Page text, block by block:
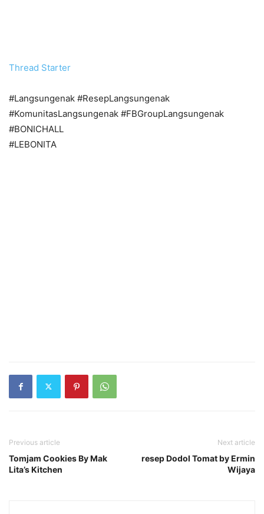
Thread Starter
#Langsungenak #ResepLangsungenak
#KomunitasLangsungenak #FBGroupLangsungenak
#BONICHALL
#LEBONITA
Previous article
Tomjam Cookies By Mak
Lita’s Kitchen
Next article
resep Dodol Tomat by Ermin
Wijaya